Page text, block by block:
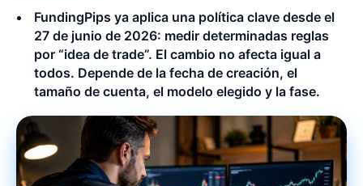
FundingPips ya aplica una política clave desde el
27 de junio de 2026: medir determinadas reglas
por “idea de trade”. El cambio no afecta igual a
todos. Depende de la fecha de creación, el
tamaño de cuenta, el modelo elegido y la fase.